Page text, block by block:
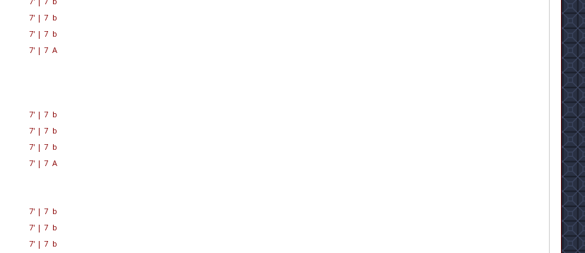
7'| 7 b
7'| 7 b
7'| 7 A
7'| 7 b
7'| 7 b
7'| 7 b
7'| 7 A
7'| 7 b
7'| 7 b
7'| 7 b